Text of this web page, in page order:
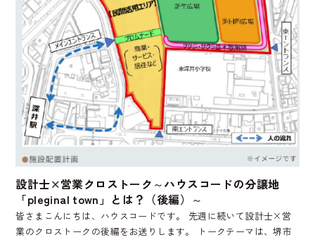
設計士×営業クロストーク～ハウスコードの分譲地
「pleginal town」とは？（後編）～
皆さまこんにちは、ハウスコードです。 先週に続いて設計士×営
業のクロストークの後編をお送りします。 トークテーマは、堺市